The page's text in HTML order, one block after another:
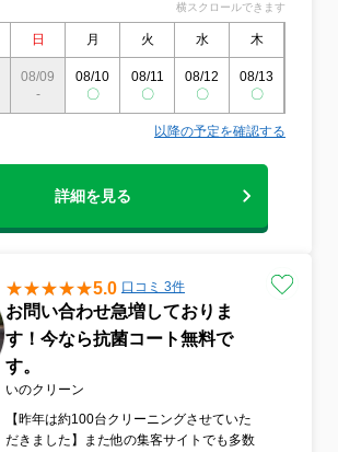
横スクロールできます
日 月 火 水 木
08/09
-
08/10
〇
08/11
〇
08/12
〇
08/13
〇
以降の予定を確認する
詳細を見る
5.0 口コミ 3件
お問い合わせ急増しておりま
す！今なら抗菌コート無料で
す。
いのクリーン
【昨年は約100台クリーニングさせていた
だきました】また他の集客サイトでも多数